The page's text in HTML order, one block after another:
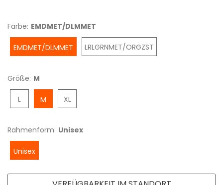
Farbe: EMDMET/DLMMET
EMDMET/DLMMET LRLGRNMET/ORGZST
Größe: M
L M XL
Rahmenform: Unisex
Unisex